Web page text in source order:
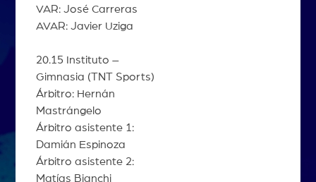
VAR: José Carreras
AVAR: Javier Uziga
20.15 Instituto –
Gimnasia (TNT Sports)
Árbitro: Hernán
Mastrángelo
Árbitro asistente 1:
Damián Espinoza
Árbitro asistente 2:
Matías Bianchi